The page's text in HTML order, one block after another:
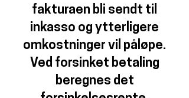
fakturaen bli sendt til
inkasso og ytterligere
omkostninger vil påløpe.
Ved forsinket betaling
beregnes det